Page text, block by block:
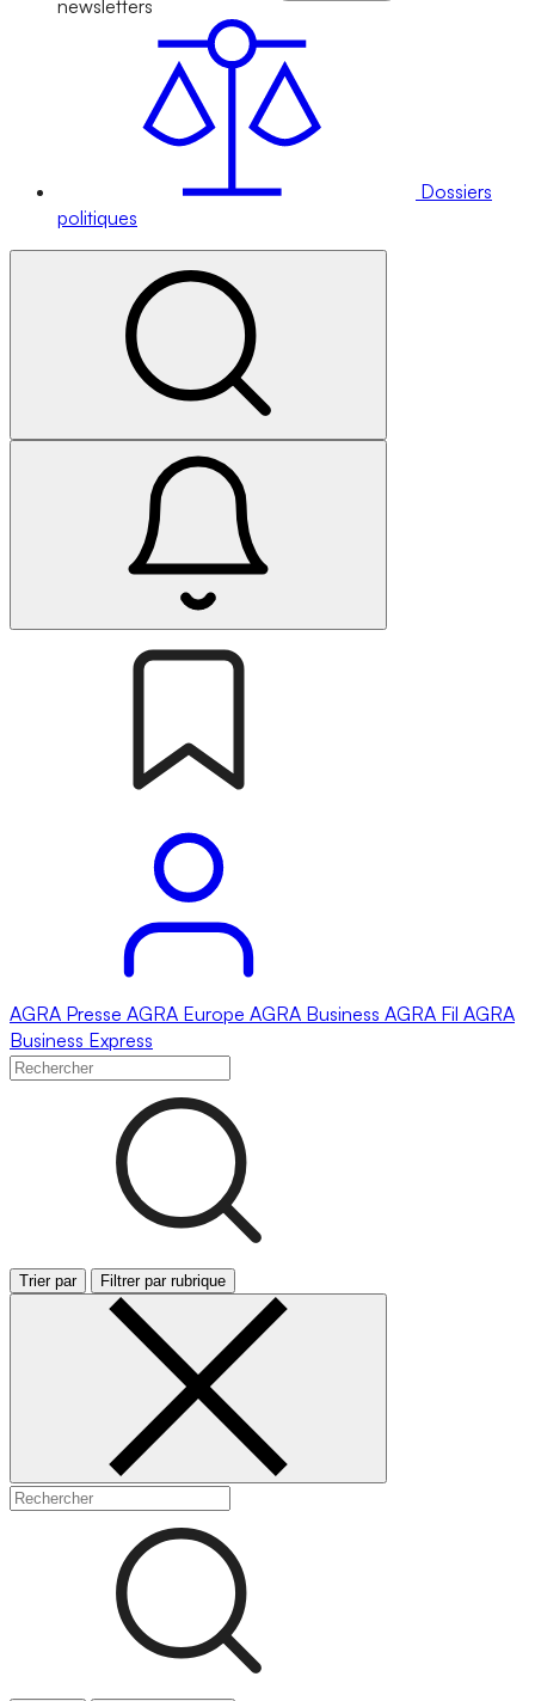
newsletters
Dossiers
politiques
AGRA Presse AGRA Europe AGRA Business AGRA Fil AGRA
Business Express
Trier par Filtrer par rubrique